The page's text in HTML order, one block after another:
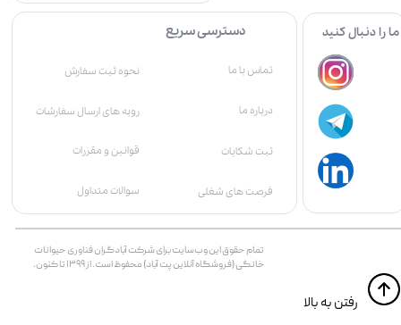
تمام حقوق اين وب‌سايت برای شرکت آبادگران فناوری حیوانات
خانگی (فروشگاه آنلاین پت آباد) محفوظ است. از ۱۳۹۹ تا کنون.
​​رفتن به بالا
نحوه ثبت سفارش
رویه های ارسال سفارشات
قوانین و مقررات
سوالات متداول
تماس با ما
درباره ما
ثبت شکایات
فرصت های شغلی
دسترسی سریع ما را دنبال کنید